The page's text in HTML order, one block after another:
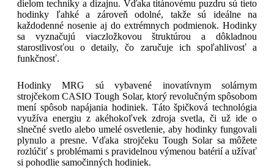
dielom techniky a dizajnu. Vďaka titánovému puzdru sú tieto
hodinky ľahké a zároveň odolné, takže sú ideálne na
každodenné nosenie aj do extrémnych podmienok. Hodinky
sa vyznačujú viaczložkovou štruktúrou a dôkladnou
starostlivosťou o detaily, čo zaručuje ich spoľahlivosť a
funkčnosť.
Hodinky MRG sú vybavené inovatívnym solárnym
strojčekom CASIO Tough Solar, ktorý revolučným spôsobom
mení spôsob napájania hodiniek. Táto špičková technológia
využíva energiu z akéhokoľvek zdroja svetla, či už ide o
slnečné svetlo alebo umelé osvetlenie, aby hodinky fungovali
plynulo a presne. Vďaka strojčeku Tough Solar sa môžete
rozlúčiť s problémami s pravidelnou výmenou batérií a užívať
si pohodlie samočinných hodiniek.